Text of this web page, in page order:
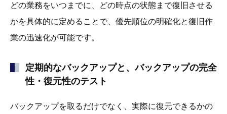
どの業務をいつまでに、どの時点の状態まで復旧させる
かを具体的に定めることで、優先順位の明確化と復旧作
業の迅速化が可能です。
定期的なバックアップと、バックアップの完全
性・復元性のテスト
バックアップを取るだけでなく、実際に復元できるかの